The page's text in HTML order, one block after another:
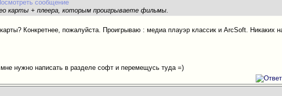
карты + плеера, которым проигрываете фильмы.
Конкретнее, пожалуйста. Проигрываю : медиа плауэр классик и ArcSoft. Никаких
нужно написать в разделе софт и перемещусь туда =)